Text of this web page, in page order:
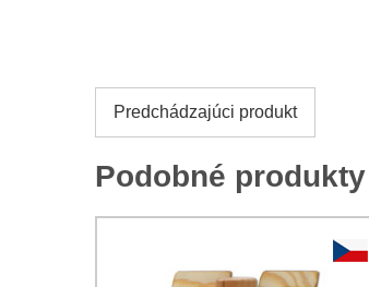
Predchádzajúci produkt
Podobné produkty